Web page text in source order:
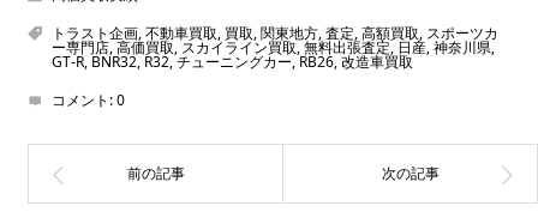
トラスト企画,不動車買取, 買取,関東地方,査定,高額買取, スポーツカ
ー専門店,高価買取,スカイライン買取,無料出張査定, 日産,神奈川県,
GT-R,BNR32,R32,チューニングカー,RB26,改造車買取
コメント:0